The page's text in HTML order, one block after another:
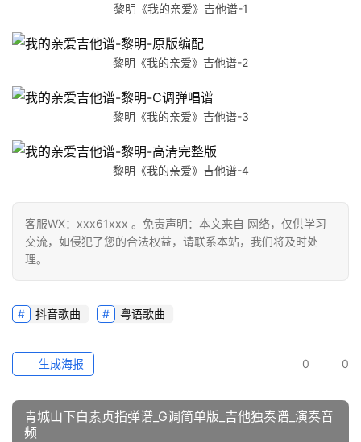
黎明《我的亲爱》吉他谱-1
黎明《我的亲爱》吉他谱-2
黎明《我的亲爱》吉他谱-3
黎明《我的亲爱》吉他谱-4
客服WX：xxx61xxx 。免责声明：本文来自 网络，仅供学习
交流，如侵犯了您的合法权益，请联系本站，我们将及时处
理。
抖音歌曲 粤语歌曲
0 0
生成海报
青城山下白素贞指弹谱_G调简单版_吉他独奏谱_演奏音
频